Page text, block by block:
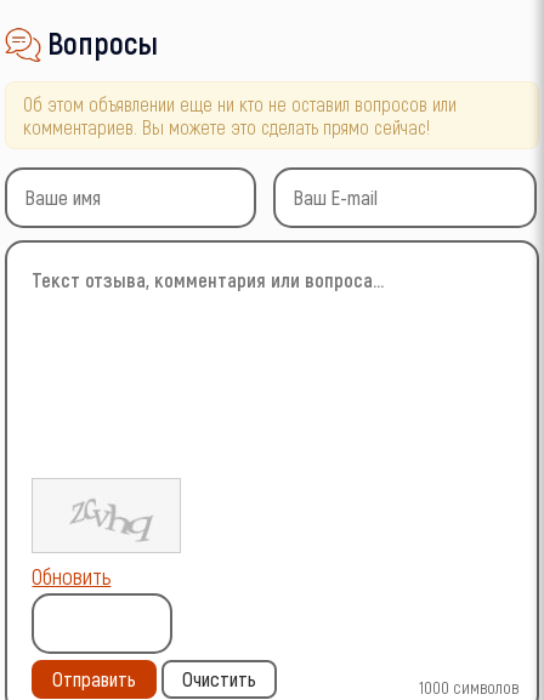
Вопросы
Об этом объявлении еще ни кто не оставил вопросов или
комментариев. Вы можете это сделать прямо сейчас!
1000 символов
Обновить
Отправить Очистить